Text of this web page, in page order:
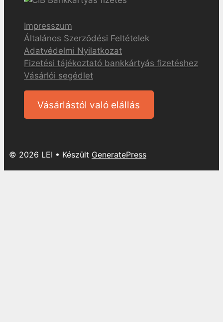
Impresszum
Általános Szerződési Feltételek
Adatvédelmi Nyilatkozat
Fizetési tájékoztató bankkártyás fizetéshez
Vásárlói segédlet
Vásárlástól való elállás
© 2026 LEI • Készült GeneratePress